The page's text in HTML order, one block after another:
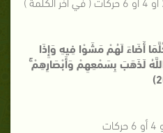
أَضَاءَ لَهُمْ مَشَوْا فِيهِ وَإِذَا
لَذَهَبَ بِسَمْعِهِمْ وَأَبْصَارِهِمْ